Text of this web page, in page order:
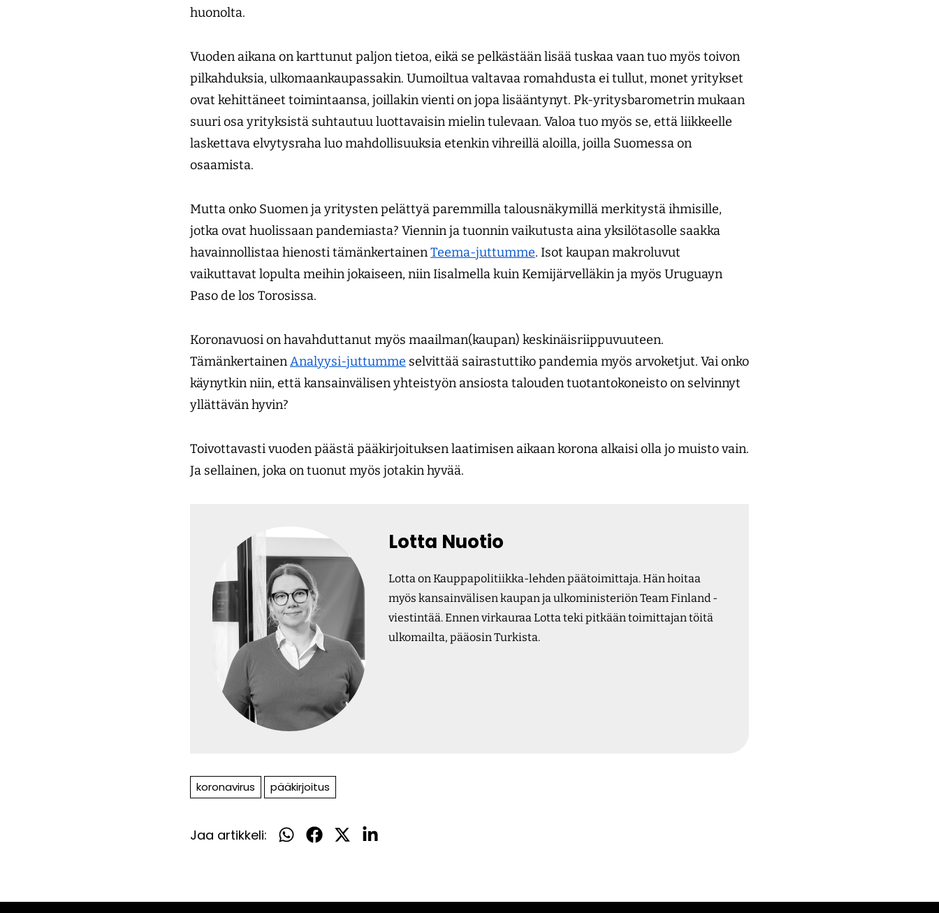
huonolta.
Vuoden aikana on karttunut paljon tietoa, eikä se pelkästään lisää tuskaa vaan tuo myös toivon
pilkahduksia, ulkomaankaupassakin. Uumoiltua valtavaa romahdusta ei tullut, monet yritykset
ovat kehittäneet toimintaansa, joillakin vienti on jopa lisääntynyt. Pk-yritysbarometrin mukaan
suuri osa yrityksistä suhtautuu luottavaisin mielin tulevaan. Valoa tuo myös se, että liikkeelle
laskettava elvytysraha luo mahdollisuuksia etenkin vihreillä aloilla, joilla Suomessa on
osaamista.
Mutta onko Suomen ja yritysten pelättyä paremmilla talousnäkymillä merkitystä ihmisille,
jotka ovat huolissaan pandemiasta? Viennin ja tuonnin vaikutusta aina yksilötasolle saakka
havainnollistaa hienosti tämänkertainenTeema-juttumme. Isot kaupan makroluvut
vaikuttavat lopulta meihin jokaiseen, niin Iisalmella kuin Kemijärvelläkin ja myös Uruguayn
Paso de los Torosissa.
Koronavuosi on havahduttanut myös maailman(kaupan) keskinäis­riippuvuuteen.
TämänkertainenAnalyysi-juttumme selvittää sairastuttiko pandemia myös arvoketjut. Vai onko
käynytkin niin, että kansainvälisen yhteistyön ansiosta talouden tuotantokoneisto on selvinnyt
yllättävän hyvin?
Toivottavasti vuoden päästä pääkirjoituksen laatimisen aikaan korona alkaisi olla jo muisto vain.
Ja sellainen, joka on tuonut myös jotakin hyvää.
Lotta Nuotio
Lotta on Kauppapolitiikka-lehden päätoimittaja. Hän hoitaa
myös kansainvälisen kaupan ja ulkoministeriön Team Finland -
viestintää. Ennen virkauraa Lotta teki pitkään toimittajan töitä
ulkomailta, pääosin Turkista.
koronavirus pääkirjoitus
Jaa artikkeli:
Jaa
Jaa
Jaa
Jaa